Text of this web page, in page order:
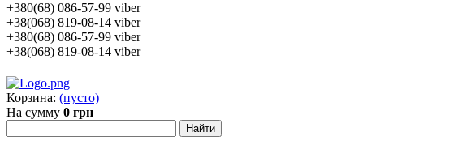
+380(68) 086-57-99 viber
+38(068) 819-08-14 viber
+380(68) 086-57-99 viber
+38(068) 819-08-14 viber
Корзина: (пусто)
На сумму 0 грн